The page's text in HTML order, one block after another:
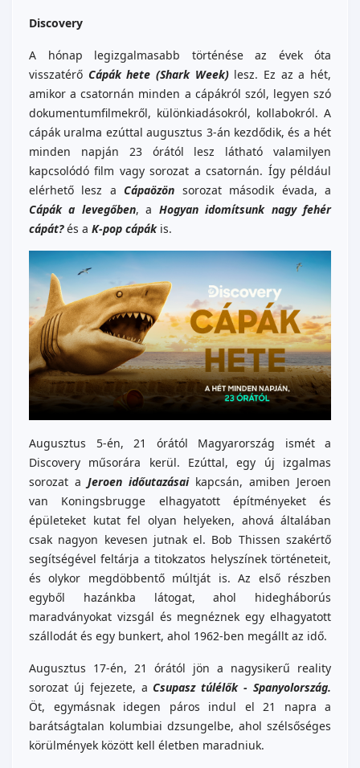
Discovery
A hónap legizgalmasabb történése az évek óta
visszatérő Cápák hete (Shark Week) lesz. Ez az a hét,
amikor a csatornán minden a cápákról szól, legyen szó
dokumentumfilmekről, különkiadásokról, kollabokról. A
cápák uralma ezúttal augusztus 3-án kezdődik, és a hét
minden napján 23 órától lesz látható valamilyen
kapcsolódó film vagy sorozat a csatornán. Így például
elérhető lesz a Cápaözön sorozat második évada, a
Cápák a levegőben, a Hogyan idomítsunk nagy fehér
cápát?és a K-pop cápákis.
Augusztus 5-én, 21 órától Magyarország ismét a
Discovery műsorára kerül. Ezúttal, egy új izgalmas
sorozat a Jeroen időutazásai kapcsán, amiben Jeroen
van Koningsbrugge elhagyatott építményeket és
épületeket kutat fel olyan helyeken, ahová általában
csak nagyon kevesen jutnak el. Bob Thissen szakértő
segítségével feltárja a titokzatos helyszínek történeteit,
és olykor megdöbbentő múltját is. Az első részben
egyből hazánkba látogat, ahol hidegháborús
maradványokat vizsgál és megnéznek egy elhagyatott
szállodát és egy bunkert, ahol 1962-ben megállt az idő.
Augusztus 17-én, 21 órától jön a nagysikerű reality
sorozat új fejezete, a Csupasz túlélők - Spanyolország.
Öt, egymásnak idegen páros indul el 21 napra a
barátságtalan kolumbiai dzsungelbe, ahol szélsőséges
körülmények között kell életben maradniuk.